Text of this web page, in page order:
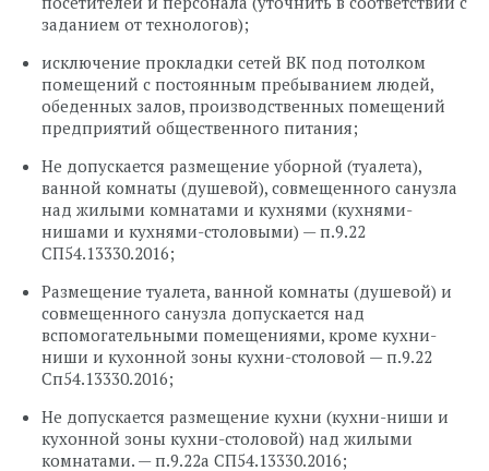
заданием от технологов);
исключение прокладки сетей ВК под потолком
помещений с постоянным пребыванием людей,
обеденных залов, производственных помещений
предприятий общественного питания;
Не допускается размещение уборной (туалета),
ванной комнаты (душевой), совмещенного санузла
над жилыми комнатами и кухнями (кухнями-
нишами и кухнями-столовыми) — п.9.22
СП54.13330.2016;
Размещение туалета, ванной комнаты (душевой) и
совмещенного санузла допускается над
вспомогательными помещениями, кроме кухни-
ниши и кухонной зоны кухни-столовой — п.9.22
Сп54.13330.2016;
Не допускается размещение кухни (кухни-ниши и
кухонной зоны кухни-столовой) над жилыми
комнатами. — п.9.22а СП54.13330.2016;